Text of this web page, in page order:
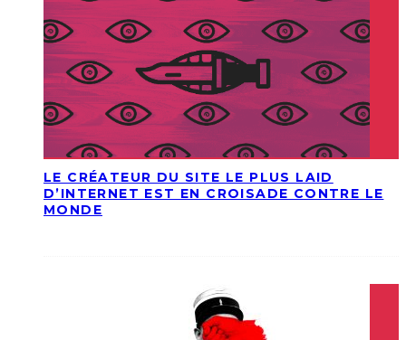
LE CRÉATEUR DU SITE LE PLUS LAID
D’INTERNET EST EN CROISADE CONTRE LE
MONDE